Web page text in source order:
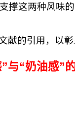
撑这两种风味
献的引用，以彰
与“奶油感”